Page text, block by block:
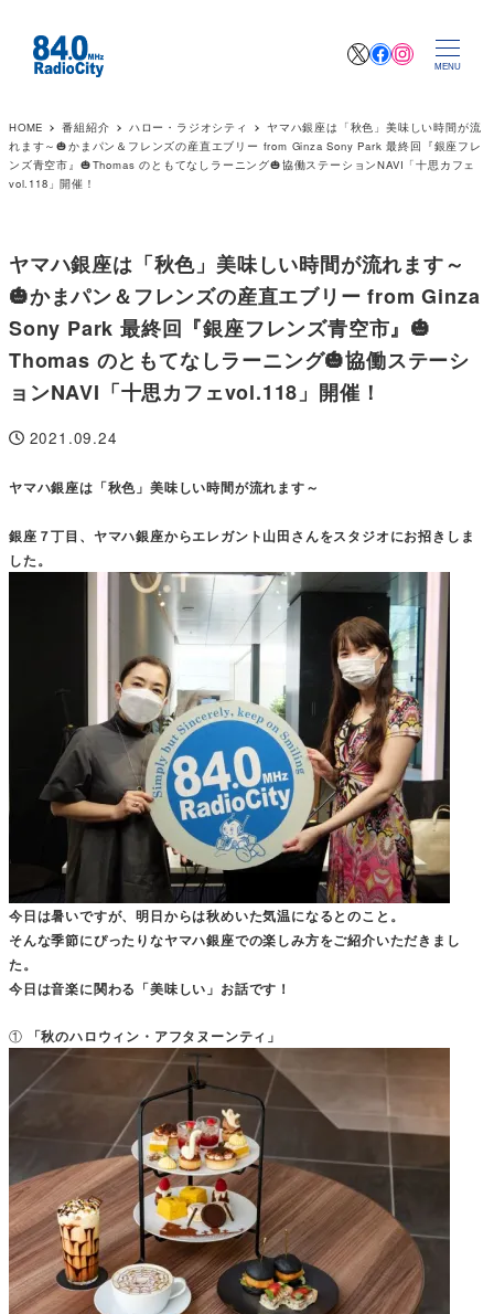
XFacebook
MENU
HOME 番組紹介 ハロー・ラジオシティ
ヤマハ銀座は「秋色」美味しい時間が流
れます～🎃かまパン＆フレンズの産直エブリー from Ginza Sony Park 最終回『銀座フレ
ンズ青空市』🎃Thomas のともてなしラーニング🎃協働ステーションNAVI「十思カフェ
vol.118」開催！
ヤマハ銀座は「秋色」美味しい時間が流れます～
🎃かまパン＆フレンズの産直エブリー from Ginza
Sony Park 最終回『銀座フレンズ青空市』🎃
Thomas のともてなしラーニング🎃協働ステーシ
ョンNAVI「十思カフェvol.118」開催！
投稿日
2021.09.24
ヤマハ銀座は「秋色」美味しい時間が流れます～
銀座７丁目、ヤマハ銀座からエレガント山田さんをスタジオにお招きしま
した。
今日は暑いですが、明日からは秋めいた気温になるとのこと。
そんな季節にぴったりなヤマハ銀座での楽しみ方をご紹介いただきまし
た。
今日は音楽に関わる「美味しい」お話です！
① 「秋のハロウィン・アフタヌーンティ」